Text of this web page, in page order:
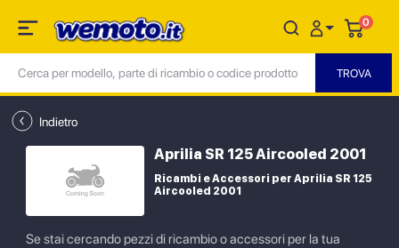
0
Indietro
Aprilia SR 125 Aircooled 2001
Ricambi e Accessori per Aprilia SR 125
Aircooled 2001
Se stai cercando pezzi di ricambio o accessori per la tua